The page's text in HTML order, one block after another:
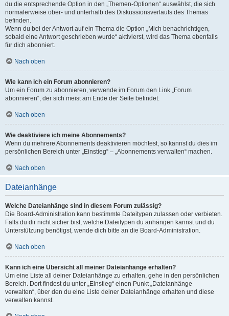
du die entsprechende Option in den „Themen-Optionen“ auswählst, die sich
normalerweise ober- und unterhalb des Diskussionsverlaufs des Themas
befinden.
Wenn du bei der Antwort auf ein Thema die Option „Mich benachrichtigen,
sobald eine Antwort geschrieben wurde“ aktivierst, wird das Thema ebenfalls
für dich abonniert.
Nach oben
Wie kann ich ein Forum abonnieren?
Um ein Forum zu abonnieren, verwende im Forum den Link „Forum
abonnieren“, der sich meist am Ende der Seite befindet.
Nach oben
Wie deaktiviere ich meine Abonnements?
Wenn du mehrere Abonnements deaktivieren möchtest, so kannst du dies im
persönlichen Bereich unter „Einstieg“ – „Abonnements verwalten“ machen.
Nach oben
Dateianhänge
Welche Dateianhänge sind in diesem Forum zulässig?
Die Board-Administration kann bestimmte Dateitypen zulassen oder verbieten.
Falls du dir nicht sicher bist, welche Dateitypen du anhängen kannst und du
Unterstützung benötigst, wende dich bitte an die Board-Administration.
Nach oben
Kann ich eine Übersicht all meiner Dateianhänge erhalten?
Um eine Liste all deiner Dateianhänge zu erhalten, gehe in den persönlichen
Bereich. Dort findest du unter „Einstieg“ einen Punkt „Dateianhänge
verwalten“, über den du eine Liste deiner Dateianhänge erhalten und diese
verwalten kannst.